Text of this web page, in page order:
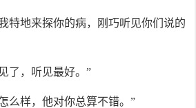
特地来探你的病，刚巧听见你们说的
了，听见最好。”
么样，他对你总算不错。”